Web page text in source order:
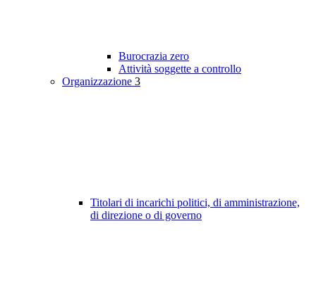
Burocrazia zero
Attività soggette a controllo
Organizzazione 3
Titolari di incarichi politici, di amministrazione,
di direzione o di governo